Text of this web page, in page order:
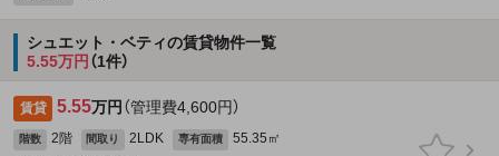
シュエット・ベティの賃貸物件一覧
5.55万円 （1件）
賃貸 5.55万円 （管理費4,600円）
階数 2階 間取り 2LDK 専有面積 55.35㎡